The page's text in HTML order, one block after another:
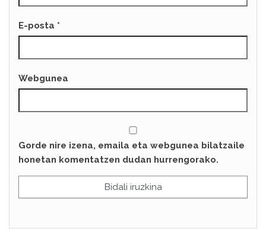
E-posta *
Webgunea
Gorde nire izena, emaila eta webgunea bilatzaile
honetan komentatzen dudan hurrengorako.